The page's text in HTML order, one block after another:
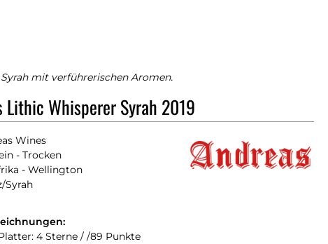
mit verführerischen Aromen.
Lithic Whisperer Syrah 2019
Wines
- Trocken
- Wellington
Syrah
4 Sterne / /89 Punkte